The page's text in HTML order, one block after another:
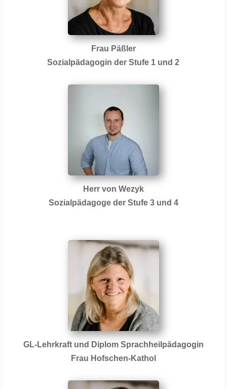
Frau Päßler
Sozialpädagogin der Stufe 1 und 2
Herr von Wezyk
Sozialpädagoge der Stufe 3 und 4
GL-Lehrkraft und Diplom Sprachheilpädagogin
Frau Hofschen-Kathol